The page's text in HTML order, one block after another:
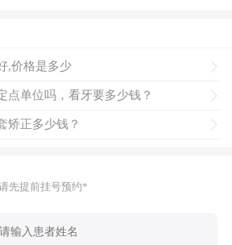
乱收费隐形收费的情况。
要看的因素相对比较多，主要的一
规有：早期干预矫正、传统矫正、
价格可能比一般的矫正治疗要贵一些。
,价格是多少
点单位吗，看牙要多少钱？
矫正多少钱？
先提前挂号预约*